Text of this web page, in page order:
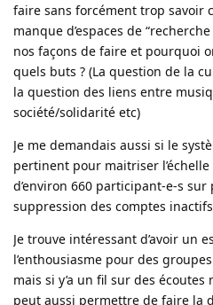
faire sans forcément trop savoir
manque d’espaces de
nos façons de faire et pourquoi
quels buts ? (La question de la
la question des liens entre
société/solidarité etc)
Je me demandais aussi si le
pertinent pour maitriser
d’environ 660 participant-e-s
suppression des comptes
Je trouve intéressant d’avoir un
l’enthousiasme pour des
mais si y’a un fil sur des
peut aussi permettre de faire la